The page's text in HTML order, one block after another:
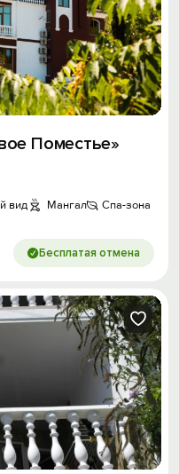
Поместье»
вид Мангал Спа-зона
Бесплатая отмена